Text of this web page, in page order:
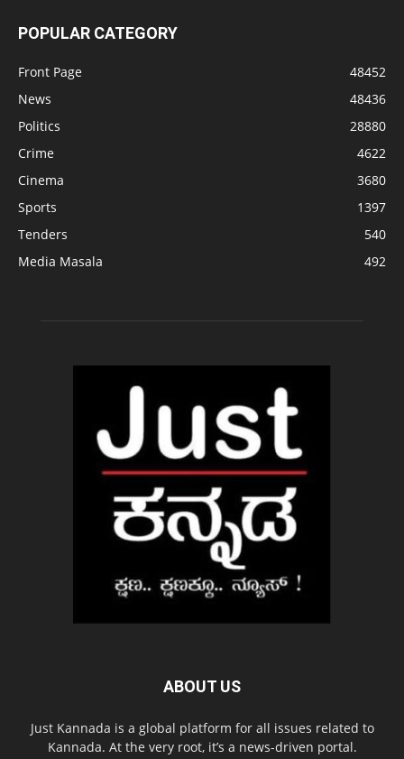
POPULAR CATEGORY
Front Page
48452
News
48436
Politics
28880
Crime
4622
Cinema
3680
Sports
1397
Tenders
540
Media Masala
492
ABOUT US
Just Kannada is a global platform for all issues related to
Kannada. At the very root, it’s a news-driven portal.